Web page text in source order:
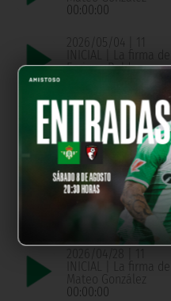
00:00:00
2026/05/04 | 11
INICIAL | La firma de
Enrique Roldan
2026/04/30 | 11
INICIAL | La firma de
Pablo Montaño
00:00:00
2026/04/29 | 11
INICIAL | La firma de
Chema de Aquino
2026/04/28 | 11
INICIAL | La firma de
Mateo González
00:00:00